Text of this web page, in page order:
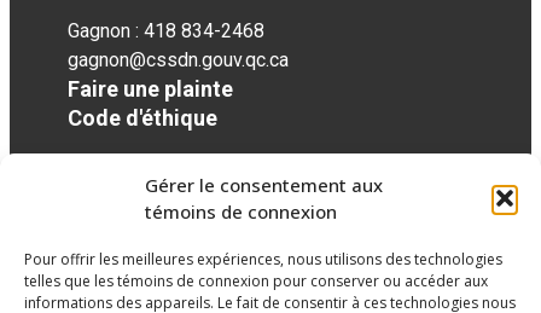
Gérer le consentement aux
témoins de connexion
Pour offrir les meilleures expériences, nous utilisons des technologies
telles que les témoins de connexion pour conserver ou accéder aux
informations des appareils. Le fait de consentir à ces technologies nous
Gagnon : 418 834-2468
gagnon@cssdn.gouv.qc.ca
Faire une plainte
Code d'éthique
Réseaux sociaux
facebook